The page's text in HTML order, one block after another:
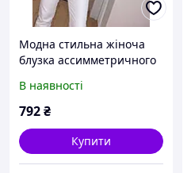
Модна стильна жіноча
блузка ассимметричного
до 56
В наявності
792₴
Купити